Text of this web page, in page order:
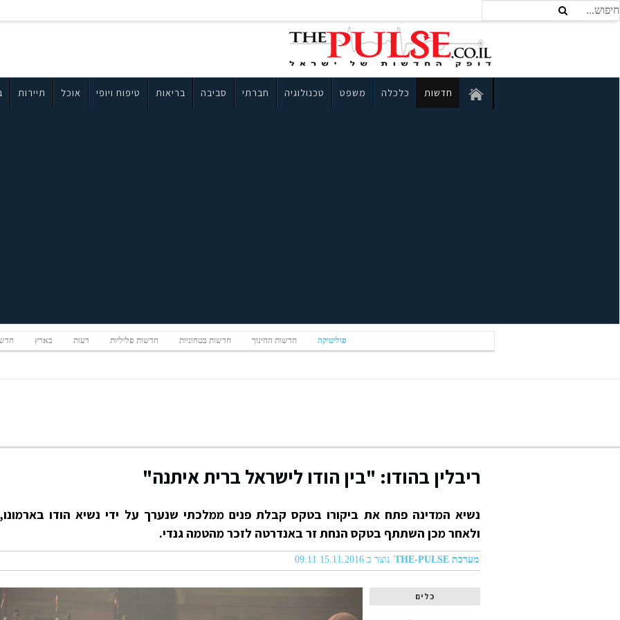
חדשות כלכלה משפט טכנולוגיה חברתי סביבה בריאות טיפוח ויופי אוכל תיירות
פוליטיקה חדשות החינוך חדשות בטחוניות חדשות פליליות דעות בארץ
ריבלין בהודו: "בין הודו לישראל ברית איתנה"
נשיא המדינה פתח את ביקורו בטקס קבלת פנים ממלכתי שנערך על ידי נשיא הודו בארמונו,
ולאחר מכן השתתף בטקס הנחת זר באנדרטה לזכר מהטמה גנדי.
מערכת THE-PULSE נוצר ב 15.11.2016 09:11
כלים